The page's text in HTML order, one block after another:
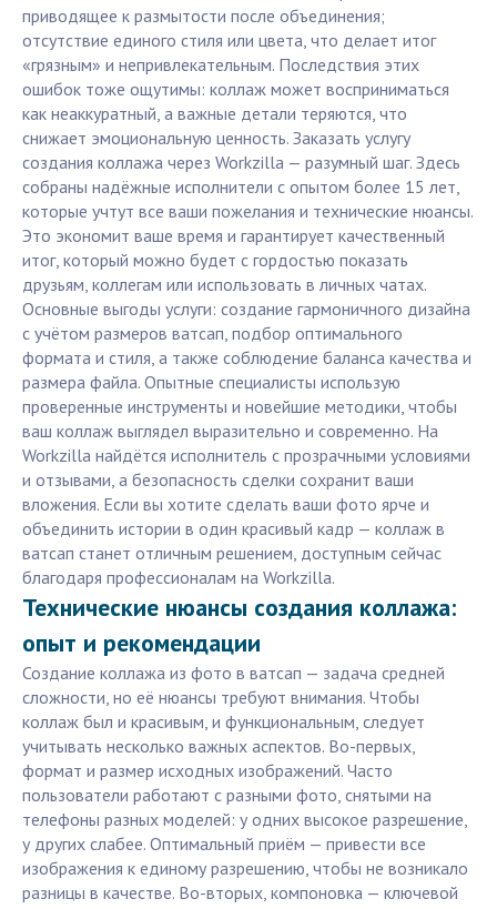
приводящее к размытости после объединения;
отсутствие единого стиля или цвета, что делает итог
«грязным» и непривлекательным. Последствия этих
ошибок тоже ощутимы: коллаж может восприниматься
как неаккуратный, а важные детали теряются, что
снижает эмоциональную ценность. Заказать услугу
создания коллажа через Workzilla — разумный шаг. Здесь
собраны надёжные исполнители с опытом более 15 лет,
которые учтут все ваши пожелания и технические нюансы.
Это экономит ваше время и гарантирует качественный
итог, который можно будет с гордостью показать
друзьям, коллегам или использовать в личных чатах.
Основные выгоды услуги: создание гармоничного дизайна
с учётом размеров ватсап, подбор оптимального
формата и стиля, а также соблюдение баланса качества и
размера файла. Опытные специалисты использую
проверенные инструменты и новейшие методики, чтобы
ваш коллаж выглядел выразительно и современно. На
Workzilla найдётся исполнитель с прозрачными условиями
и отзывами, а безопасность сделки сохранит ваши
вложения. Если вы хотите сделать ваши фото ярче и
объединить истории в один красивый кадр — коллаж в
ватсап станет отличным решением, доступным сейчас
благодаря профессионалам на Workzilla.
Технические нюансы создания коллажа:
опыт и рекомендации
Создание коллажа из фото в ватсап — задача средней
сложности, но её нюансы требуют внимания. Чтобы
коллаж был и красивым, и функциональным, следует
учитывать несколько важных аспектов. Во-первых,
формат и размер исходных изображений. Часто
пользователи работают с разными фото, снятыми на
телефоны разных моделей: у одних высокое разрешение,
у других слабее. Оптимальный приём — привести все
изображения к единому разрешению, чтобы не возникало
разницы в качестве. Во-вторых, компоновка — ключевой